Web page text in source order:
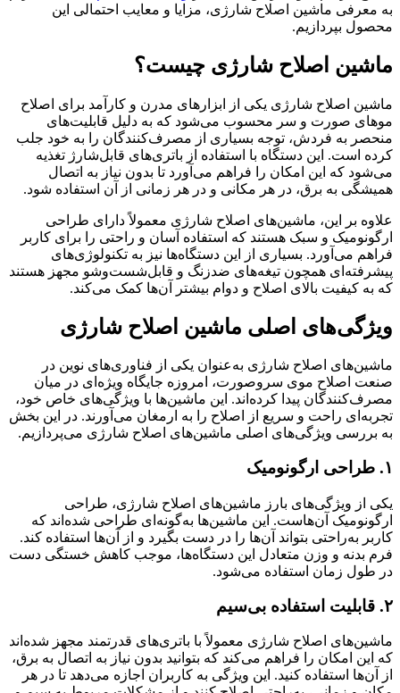
به معرفی ماشین اصلاح شارژی، مزایا و معایب احتمالی این
محصول بپردازیم.
ماشین اصلاح شارژی چیست؟
ماشین اصلاح شارژی یکی از ابزارهای مدرن و کارآمد برای اصلاح
موهای صورت و سر محسوب می‌‌شود که به دلیل قابلیت‌های
منحصر به فردش، توجه بسیاری از مصرف‌کنندگان را به خود جلب
کرده است. این دستگاه با استفاده از باتری‌های قابل‌شارژ تغذیه
می‌شود که این امکان را فراهم می‌آورد تا بدون نیاز به اتصال
همیشگی به برق، در هر مکانی و در هر زمانی از آن استفاده شود.
علاوه بر این، ماشین‌های اصلاح شارژی معمولاً دارای طراحی
ارگونومیک و سبک هستند که استفاده آسان و راحتی را برای کاربر
فراهم می‌آورد. بسیاری از این دستگاه‌ها نیز به تکنولوژی‌های
پیشرفته‌ای همچون تیغه‌های ضدزنگ و قابل‌شست‌وشو مجهز هستند
که به کیفیت بالای اصلاح و دوام بیشتر آن‌ها کمک می‌کند.
ویژگی‌های اصلی ماشین اصلاح شارژی
ماشین‌های اصلاح شارژی به‌عنوان یکی از فناوری‌های نوین در
صنعت اصلاح موی سروصورت، امروزه جایگاه ویژه‌ای در میان
مصرف‌کنندگان پیدا کرده‌اند. این ماشین‌ها با ویژگی‌های خاص خود،
تجربه‌ای راحت و سریع از اصلاح را به ارمغان می‌آورند. در این بخش
به بررسی ویژگی‌های اصلی ماشین‌های اصلاح شارژی می‌پردازیم.
۱. طراحی ارگونومیک
یکی از ویژگی‌های بارز ماشین‌های اصلاح شارژی، طراحی
ارگونومیک آن‌هاست. این ماشین‌ها به‌گونه‌ای طراحی شده‌اند که
کاربر به‌راحتی بتواند آن‌ها را در دست بگیرد و از آن‌ها استفاده کند.
فرم بدنه و وزن متعادل این دستگاه‌ها، موجب کاهش خستگی دست
در طول زمان استفاده می‌شود.
۲. قابلیت استفاده بی‌سیم
ماشین‌های اصلاح شارژی معمولاً با باتری‌های قدرتمند مجهز شده‌اند
که این امکان را فراهم می‌کند که بتوانید بدون نیاز به اتصال به برق،
از آن‌ها استفاده کنید. این ویژگی به کاربران اجازه می‌دهد تا در هر